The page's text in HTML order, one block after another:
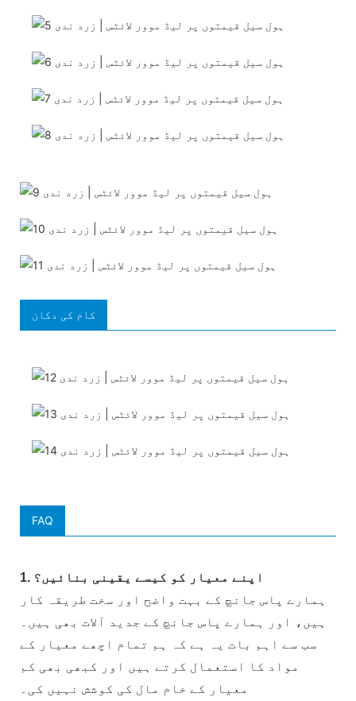
کام کی دکان
FAQ
1. اپنے معیار کو کیسے یقینی بنائیں؟
ہمارے پاس جانچ کے بہت واضح اور سخت طریقہ کار
ہیں، اور ہمارے پاس جانچ کے جدید آلات بھی ہیں۔
سب سے اہم بات یہ ہے کہ ہم تمام اچھے معیار کے
مواد کا استعمال کرتے ہیں اور کبھی بھی کم
معیار کے خام مال کی کوشش نہیں کی۔